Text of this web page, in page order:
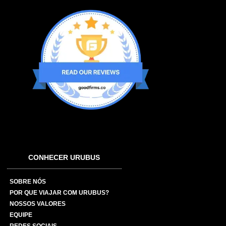
CONHECER URUBUS
SOBRE NÓS
POR QUE VIAJAR COM URUBUS?
NOSSOS VALORES
EQUIPE